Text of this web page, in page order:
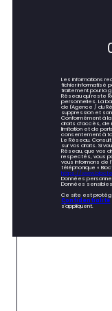
Les informations
fichier informatisé
traitement pour la
Réseau qui reste
personnelles. La
de l'Agence / du
suppression et
Conformément à
droits d’accès, de
limitation et de
consentement à
Le Réseau.
sur vos droits. Si
Réseau, que vos
respectés, vous
vous informons de
téléphonique «
https://
Données
Données
Ce site est
Confidentialité
s'appliquent.